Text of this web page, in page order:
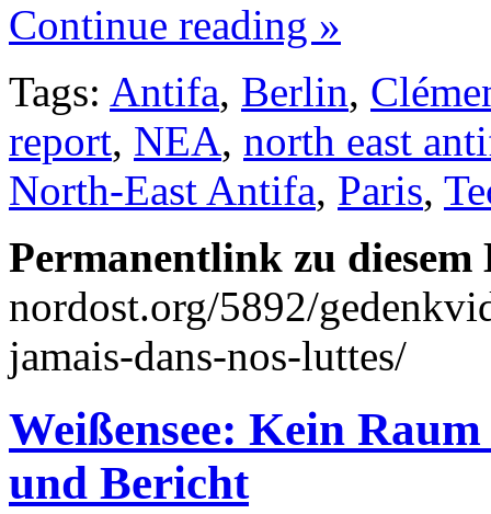
Continue reading »
Tags: Antifa, Berlin,
report, NEA, north east
North-East Antifa, Paris,
Permanentlink zu
nordost.org/5892/
jamais-dans-nos-luttes/
Weißensee: Kein
und Bericht